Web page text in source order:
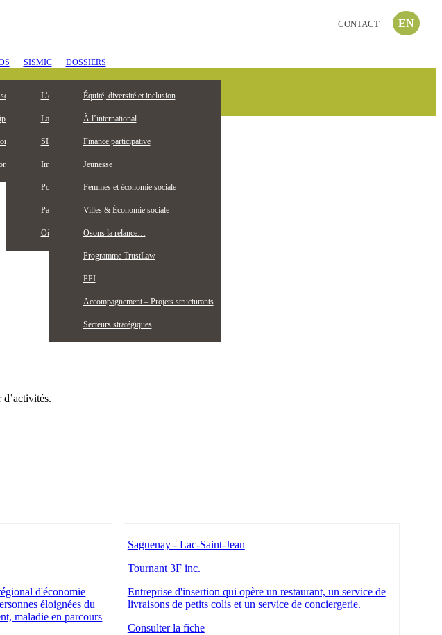
nous
territoriale
SISMIC
L’entrepreneuriat collectif, c’est quoi?
La Bourse Entrepreneuriat collectif jeunesse
SISMIC, c’est quoi?
Impacts SISMIC
Portraits SISMIC
Partenaires nationaux
Où nous trouver
DOSSIERS
Équité, diversité et inclusion
À l’international
Finance participative
Jeunesse
Femmes et économie sociale
Villes & Économie sociale
Osons la relance…
Programme TrustLaw
PPI
Accompagnement – Projets structurants
Secteurs stratégiques
PUBLICATIONS OFFRES D’EMPLOI
CONTACT EN
d'économie
éloignées du
maladie en parcours
Saguenay - Lac-Saint-Jean
Tournant 3F inc.
Entreprise d'insertion qui opère un restaurant, un service de
livraisons de petits colis et un service de conciergerie.
Consulter la fiche